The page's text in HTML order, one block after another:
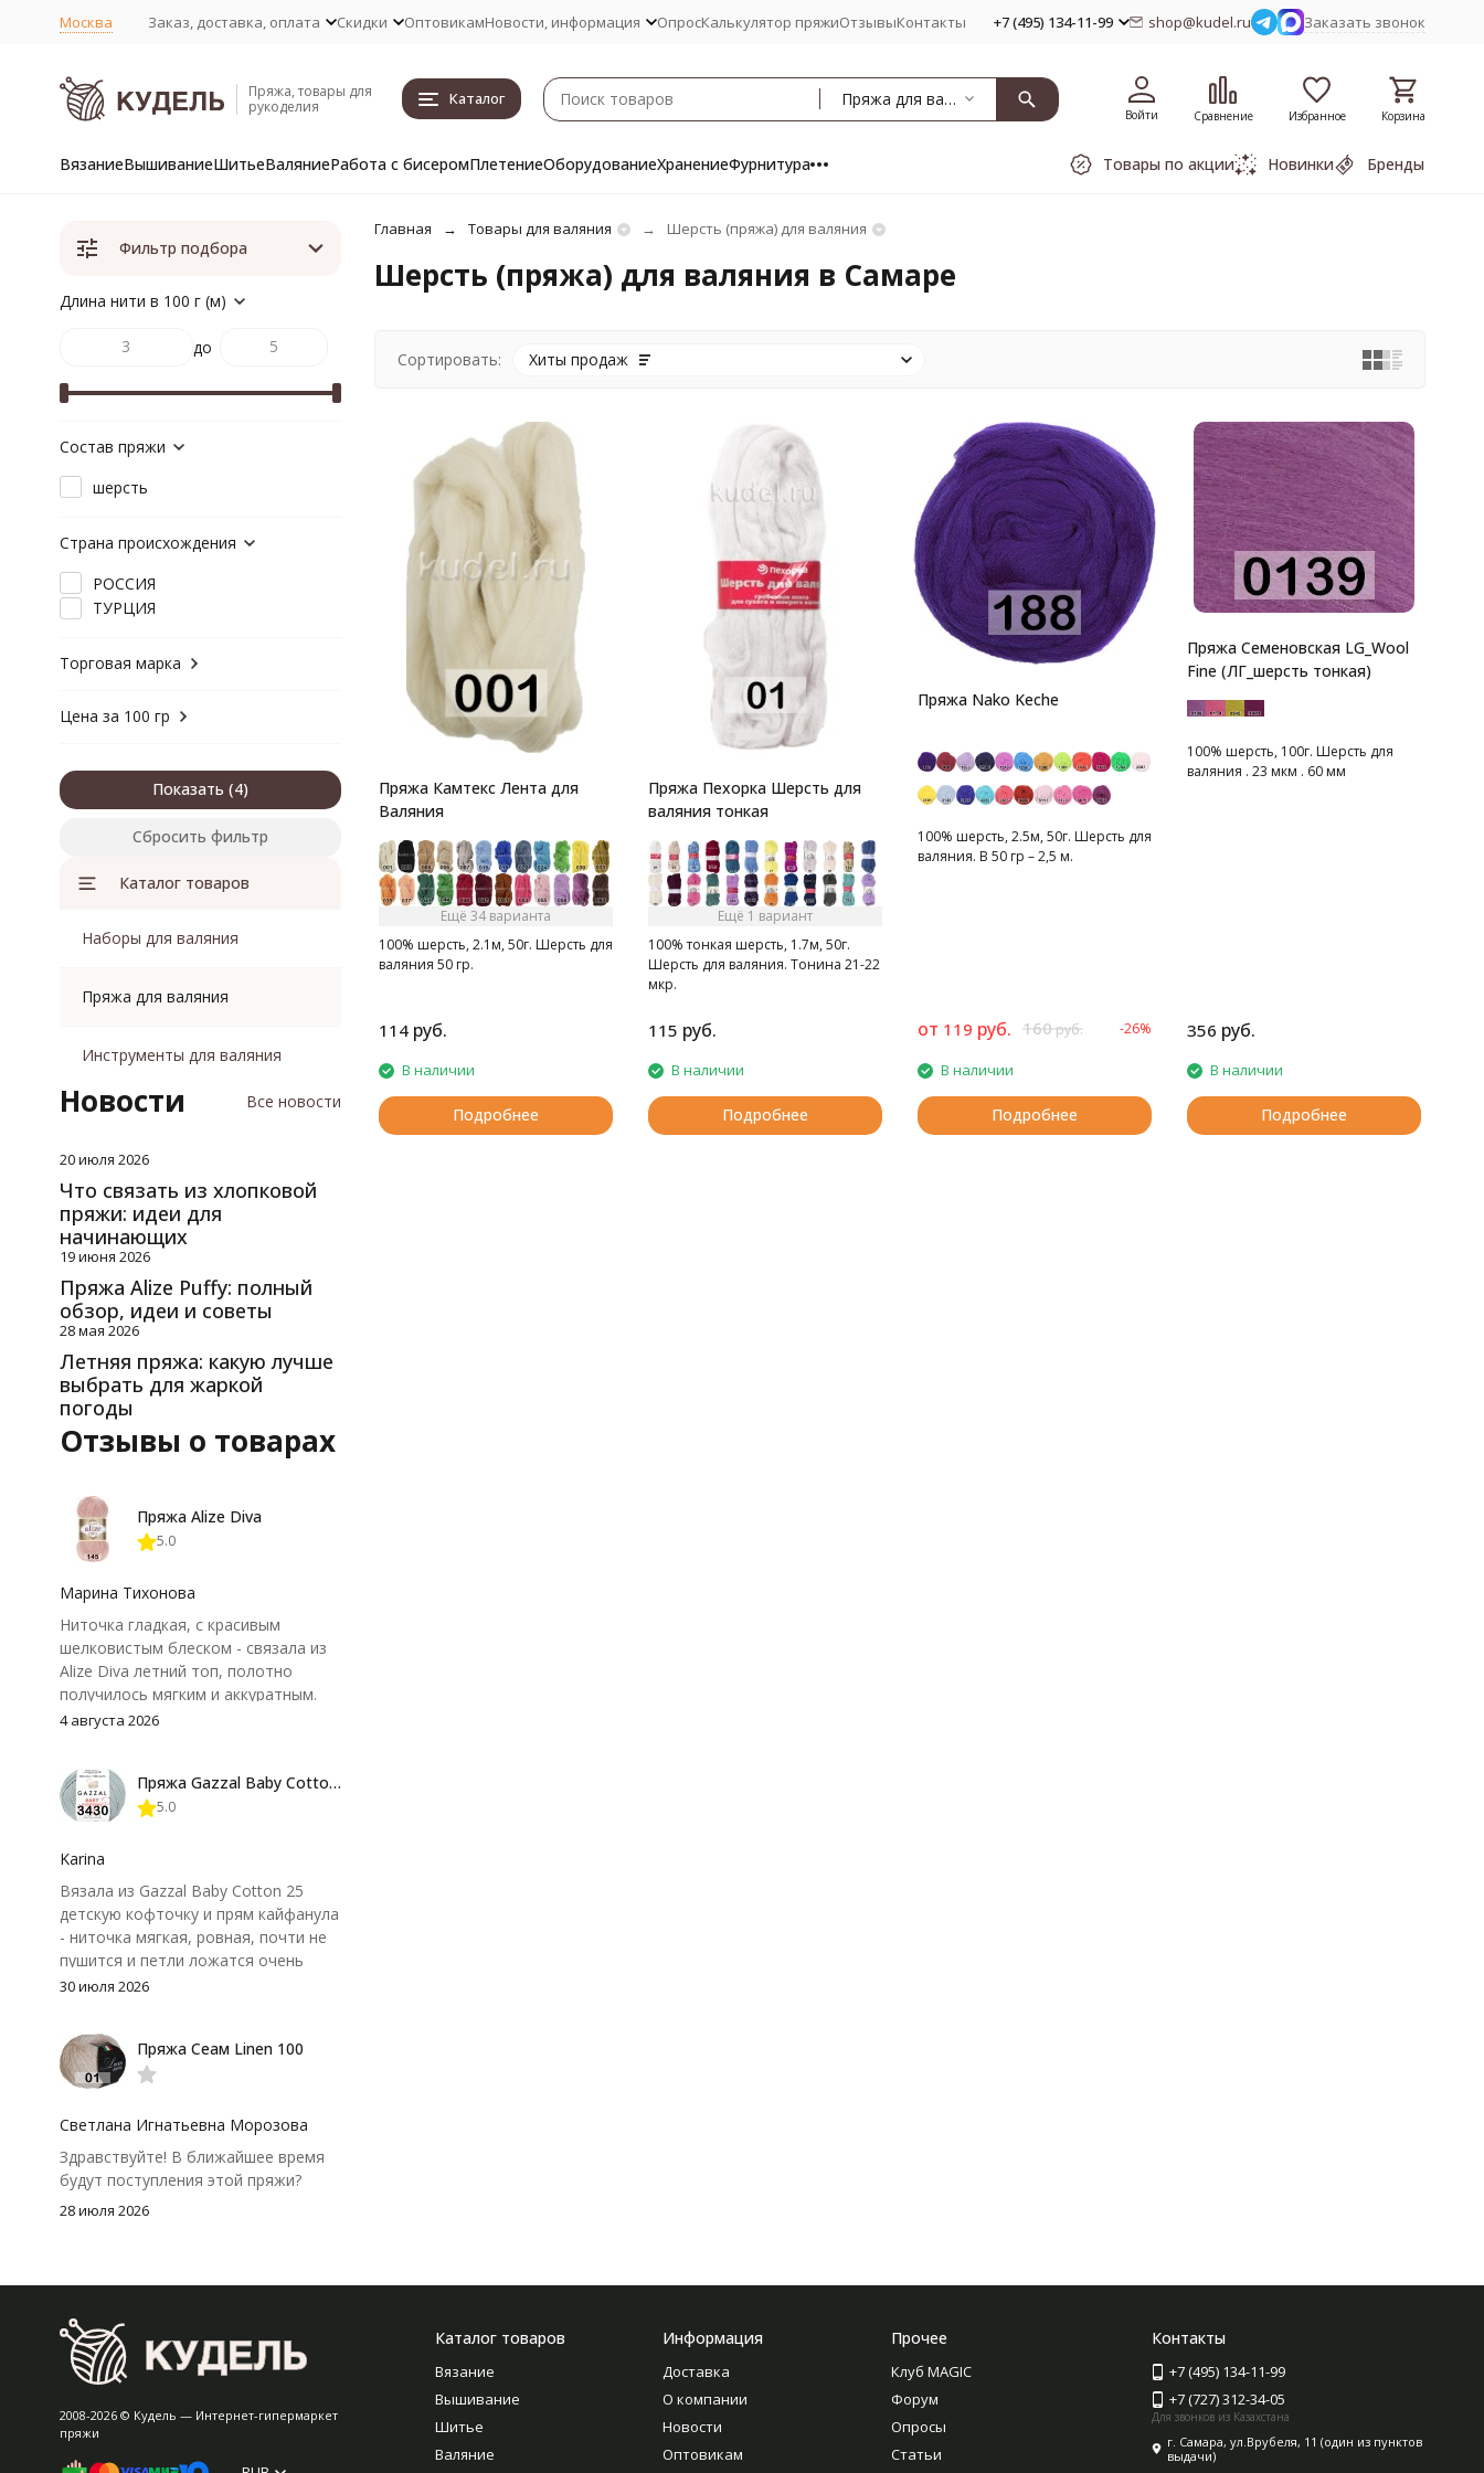
Москва Заказ, доставка, оплата Скидки ОптовикамНовости, информация ОпросКалькулятор пряжиОтзывыКонтакты +7 (495) 134-11-99 shop@kudel.ru Заказать звонок
Пряжа, товары для
рукоделия
Каталог Пряжа для валяния
Войти Сравнение Избранное Корзина
ВязаниеВышиваниеШитьеВаляниеРабота с бисеромПлетениеОборудованиеХранениеФурнитура Товары по акции Новинки Бренды
Главная Товары для валяния Шерсть (пряжа) для валяния
Шерсть (пряжа) для валяния в Самаре
Сортировать: Хиты продаж
Пряжа Камтекс Лента для
Валяния
Ещё 34 варианта
100% шерсть, 2.1м, 50г. Шерсть для
валяния 50 гр.
114 руб.
В наличии
Подробнее
Пряжа Пехорка Шерсть для
валяния тонкая
Ещё 1 вариант
100% тонкая шерсть, 1.7м, 50г.
Шерсть для валяния. Тонина 21-22
мкр.
115 руб.
В наличии
Подробнее
Пряжа Nako Keche
100% шерсть, 2.5м, 50г. Шерсть для
валяния. В 50 гр – 2,5 м.
от 119 руб. 160руб. -26%
В наличии
Подробнее
Пряжа Семеновская LG_Wool
Fine (ЛГ_шерсть тонкая)
100% шерсть, 100г. Шерсть для
валяния . 23 мкм . 60 мм
356 руб.
В наличии
Подробнее
Фильтр подбора
Длина нити в 100 г (м)
до
Состав пряжи
шерсть
Страна происхождения
РОССИЯ
ТУРЦИЯ
Торговая марка
Цена за 100 гр
Показать
Сбросить фильтр
Каталог товаров
Наборы для валяния
Пряжа для валяния
Инструменты для валяния
Новости Все новости
20 июля 2026
Что связать из хлопковой
пряжи: идеи для
начинающих
19 июня 2026
Пряжа Alize Puffy: полный
обзор, идеи и советы
28 мая 2026
Летняя пряжа: какую лучше
выбрать для жаркой
погоды
Отзывы о товарах
Пряжа Alize Diva
5.0
Марина Тихонова
Ниточка гладкая, с красивым
шелковистым блеском - связала из
Alize Diva летний топ, полотно
получилось мягким и аккуратным.
Петли хорошо видны, вяжется
нюанс - пряжа немного скользит и
иногда расслаивается, пришлось
крючок поудобнее.
4 августа 2026
Пряжа Gazzal Baby Cotton 25
5.0
Karina
Вязала из Gazzal Baby Cotton 25
детскую кофточку и прям кайфанула
- ниточка мягкая, ровная, почти не
пушится и петли ложатся очень
аккуратно. После стирки полотно
потеряло, цвет тоже не стал
тусклее. Единственный нюанс -
моточки маленькие, расход лучше
чуть-чуть не хватило))
30 июля 2026
Пряжа Сеам Linen 100
Светлана Игнатьевна Морозова
Здравствуйте! В ближайшее время
будут поступления этой пряжи?
28 июля 2026
2008-2026 © Кудель — Интернет-гипермаркет
пряжи
Каталог товаров
Вязание
Вышивание
Шитье
Валяние
Информация
Доставка
О компании
Новости
Оптовикам
Прочее
Клуб MAGIC
Форум
Опросы
Статьи
Контакты
+7 (495) 134-11-99
+7 (727) 312-34-05
Для звонков из Казахстана
г. Самара, ул.Врубеля, 11 (один из пунктов
выдачи)